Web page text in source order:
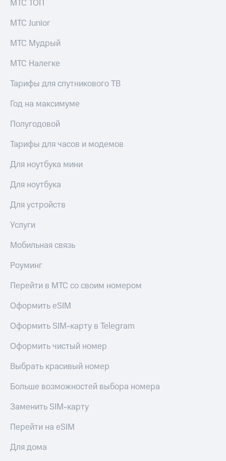
МТС ТОП
МТС Junior
МТС Мудрый
МТС Налегке
Тарифы для спутникового ТВ
Год на максимуме
Полугодовой
Тарифы для часов и модемов
Для ноутбука мини
Для ноутбука
Для устройств
Услуги
Мобильная связь
Роуминг
Перейти в МТС со своим номером
Оформить eSIM
Оформить SIM-карту в Telegram
Оформить чистый номер
Выбрать красивый номер
Больше возможностей выбора номера
Заменить SIM-карту
Перейти на eSIM
Для дома